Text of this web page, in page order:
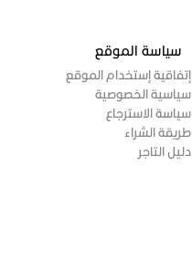
سياسة الموقع
إتفاقية إستخدام الموقع
سياسية الخصوصية
سياسة الاسترجاع
طريقة الشراء
دليل التاجر